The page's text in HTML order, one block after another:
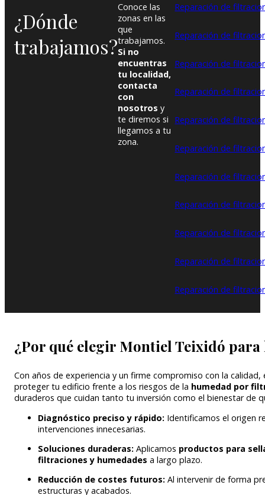
¿Dónde
trabajamos?
Conoce las
zonas en las
que
trabajamos.
Si no
encuentras
tu localidad,
contacta
con
nosotros y
te diremos si
llegamos a tu
zona.
Reparación de
Reparación de
Reparación de
Reparación de
Reparación de
Reparación de
Reparación de
Reparación de
Reparación de
Reparación de
Reparación de
¿Por qué elegir Montiel Teixidó
Con años de experiencia y un firme compromiso con la calidad,
proteger tu edificio frente a los riesgos de la humedad por
duraderos que cuidan tanto tu inversión como el bienestar de
Diagnóstico preciso y rápido: Identificamos el origen
intervenciones innecesarias.
Soluciones duraderas: Aplicamos productos para
filtraciones y humedades a largo plazo.
Reducción de costes futuros: Al intervenir de forma
estructuras y acabados.